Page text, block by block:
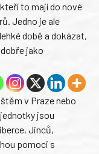
to mají do nové
Jedno je ale
době a dokázat,
jako
v Praze nebo
jsou
Jinců,
pomoci s